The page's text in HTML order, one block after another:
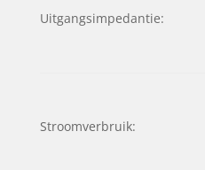
Uitgangsimpedantie:
Stroomverbruik: